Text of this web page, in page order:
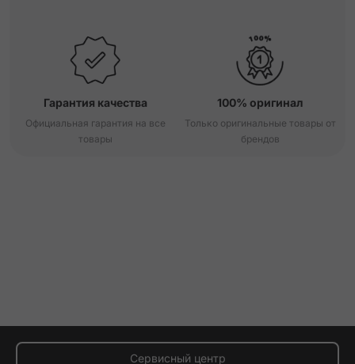
Гарантия качества
Официальная гарантия на все
товары
100% оригинал
Только оригинальные товары от
брендов
Сервисный центр